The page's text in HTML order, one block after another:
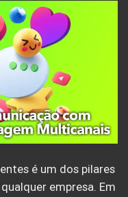
é um dos pilares
empresa. Em